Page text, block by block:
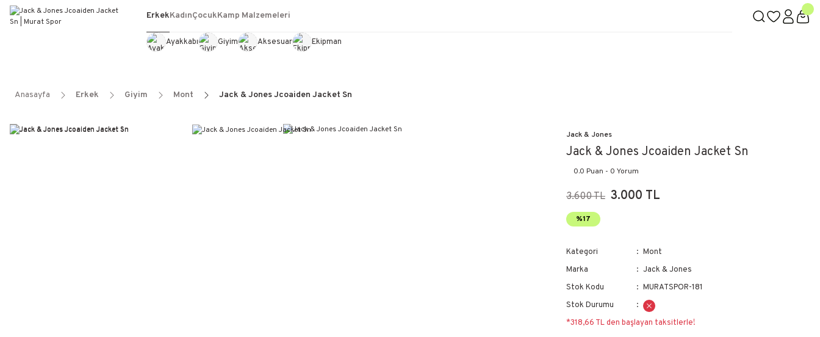
Erkek
Ayakkabı Giyim Aksesuar Ekipman
KadınÇocukKamp Malzemeleri
Anasayfa Erkek Giyim Mont Jack & Jones Jcoaiden Jacket Sn
Jack & Jones
Jack & Jones Jcoaiden Jacket Sn
0.0 Puan - 0 Yorum
3.600 TL 3.000 TL
%17
Kategori
Mont
Marka
Jack & Jones
Stok Kodu
MURATSPOR-181
Stok Durumu
*318,66 TL den başlayan taksitlerle!